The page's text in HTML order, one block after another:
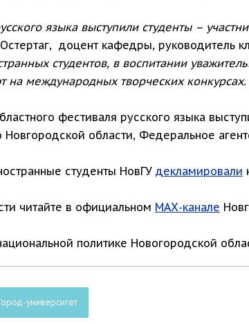
языка выступили студенты –
доцент кафедры, руководитель
студентов, в воспитании
на международных творческих конкурсах.
фестиваля русского языка
области, Федеральное
студенты НовГУ декламировали
читайте в официальном МАХ-канале
политике Новогородской
университет